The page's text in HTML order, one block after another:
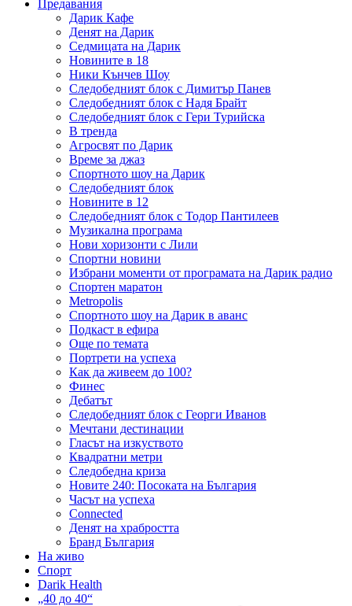
Предавания
Дарик Кафе
Денят на Дарик
Седмицата на Дарик
Новините в 18
Ники Кънчев Шоу
Следобедният блок с Димитър Панев
Следобедният блок с Надя Брайт
Следобедният блок с Гери Турийска
В тренда
Агросвят по Дарик
Време за джаз
Спортното шоу на Дарик
Следобедният блок
Новините в 12
Следобедният блок с Тодор Пантилеев
Музикална програма
Нови хоризонти с Лили
Спортни новини
Избрани моменти от програмата на Дарик радио
Спортен маратон
Metropolis
Спортното шоу на Дарик в аванс
Подкаст в ефира
Още по темата
Портрети на успеха
Как да живеем до 100?
Финес
Дебатът
Следобедният блок с Георги Иванов
Мечтани дестинации
Гласът на изкуството
Квадратни метри
Следобедна криза
Новите 240: Посоката на България
Часът на успеха
Connected
Денят на храбростта
Бранд България
На живо
Спорт
Darik Health
„40 до 40“